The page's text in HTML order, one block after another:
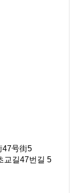
47号街5
교길47번길 5